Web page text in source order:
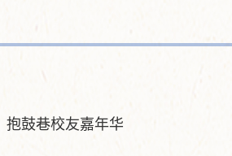
抱鼓巷校友嘉年华